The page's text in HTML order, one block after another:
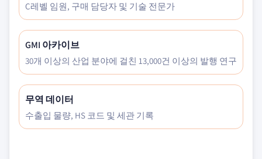
C레벨 임원, 구매 담당자 및 기술 전문가
GMI 아카이브
30개 이상의 산업 분야에 걸친 13,000건 이상의 발행 연구
무역 데이터
수출입 물량, HS 코드 및 세관 기록